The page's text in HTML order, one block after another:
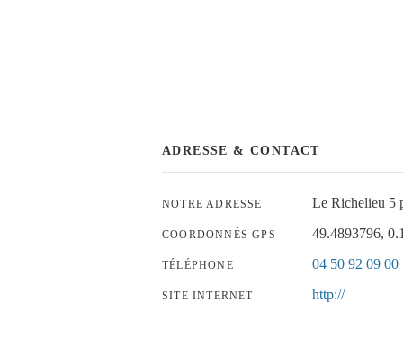
ADRESSE & CONTACT
NOTRE ADRESSE Le Richelieu 5
COORDONNÉS GPS 49.4893796,
TÉLÉPHONE 04 50 92 09 00
SITE INTERNET http://